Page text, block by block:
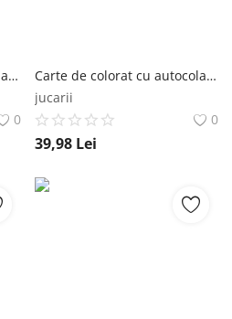
Carte de colorat cu autocolante, Disney Stitch, Aventuri Magice, Peste 50 de autocolante Editura Litera
0
Carte de colorat cu autocolante, Disney Clasic, Aventuri Magice, Peste 50 de autocolante Editura Litera
jucarii
0
39,98 Lei